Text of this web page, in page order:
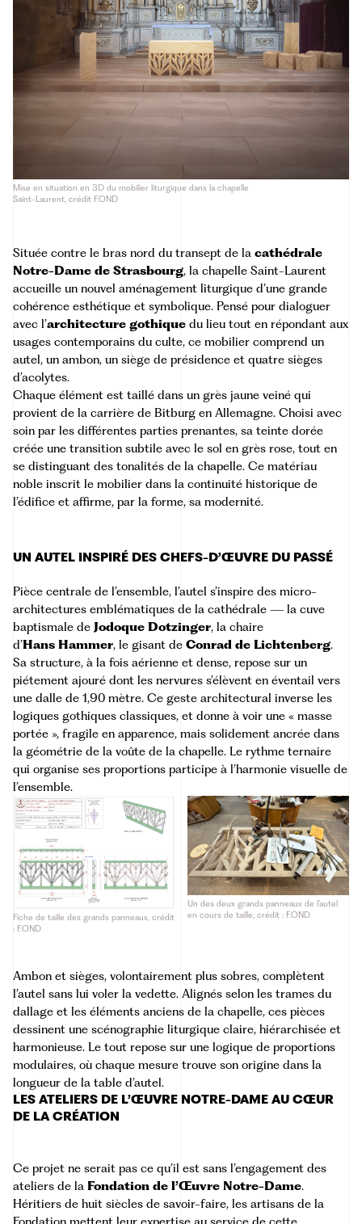
Mise en situation en 3D du mobilier liturgique dans la chapelle
Saint-Laurent, crédit F.OND
Située contre le bras nord du transept de la cathédrale
Notre-Dame de Strasbourg, la chapelle Saint-Laurent
accueille un nouvel aménagement liturgique d’une grande
cohérence esthétique et symbolique. Pensé pour dialoguer
avec l’architecture gothique du lieu tout en répondant aux
usages contemporains du culte, ce mobilier comprend un
autel, un ambon, un siège de présidence et quatre sièges
d’acolytes.
Chaque élément est taillé dans un grès jaune veiné qui
provient de la carrière de Bitburg en Allemagne. Choisi avec
soin par les différentes parties prenantes, sa teinte dorée
créée une transition subtile avec le sol en grès rose, tout en
se distinguant des tonalités de la chapelle. Ce matériau
noble inscrit le mobilier dans la continuité historique de
l’édifice et affirme, par la forme, sa modernité.
UN AUTEL INSPIRÉ DES CHEFS-D’ŒUVRE DU PASSÉ
Pièce centrale de l’ensemble, l’autel s’inspire des micro-
architectures emblématiques de la cathédrale — la cuve
baptismale de Jodoque Dotzinger, la chaire
d’Hans Hammer, le gisant de Conrad de Lichtenberg.
Sa structure, à la fois aérienne et dense, repose sur un
piétement ajouré dont les nervures s’élèvent en éventail vers
une dalle de 1,90 mètre. Ce geste architectural inverse les
logiques gothiques classiques, et donne à voir une « masse
portée », fragile en apparence, mais solidement ancrée dans
la géométrie de la voûte de la chapelle. Le rythme ternaire
qui organise ses proportions participe à l’harmonie visuelle de
l’ensemble.
Fiche de taille des grands panneaux, crédit
: F.OND
Un des deux grands panneaux de l’autel
en cours de taille, crédit : F.OND
Ambon et sièges, volontairement plus sobres, complètent
l’autel sans lui voler la vedette. Alignés selon les trames du
dallage et les éléments anciens de la chapelle, ces pièces
dessinent une scénographie liturgique claire, hiérarchisée et
harmonieuse. Le tout repose sur une logique de proportions
modulaires, où chaque mesure trouve son origine dans la
longueur de la table d’autel.
LES ATELIERS DE L’ŒUVRE NOTRE-DAME AU CŒUR
DE LA CRÉATION
Ce projet ne serait pas ce qu’il est sans l’engagement des
ateliers de la Fondation de l’Œuvre Notre-Dame.
Héritiers de huit siècles de savoir-faire, les artisans de la